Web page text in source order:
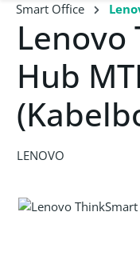
Smart Office
Lenovo
Hub
LENOVO
Bildergalerie